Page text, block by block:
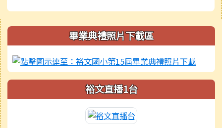
右邊區域內容畢業典禮照片下載區
裕文直播1台